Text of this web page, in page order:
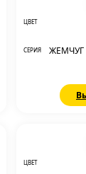
ЦВЕТ
СЕРИЯ
ЦВЕТ